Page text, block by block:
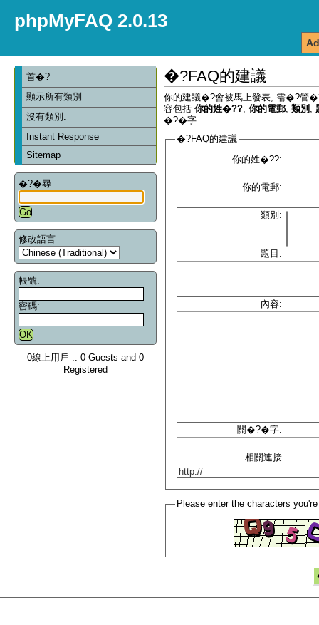
phpMyFAQ 2.0.13
首�?
顯示所有類別
沒有類別.
Instant Response
Sitemap
�?�尋
修改語言
帳號:
密碼:
0線上用戶 :: 0 Guests and 0
Registered
�?FAQ的建議
你的建議�?會被馬上發表, 需�?管
容包括 你的姓�?? 你的電郵 類別
�?�字.
�?FAQ的建議
你的姓�??:
你的電郵:
類別:
題目:
內容:
關�?�字:
相關連接
Please enter the characters